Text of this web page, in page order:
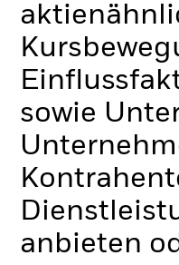
sowie
anbieten